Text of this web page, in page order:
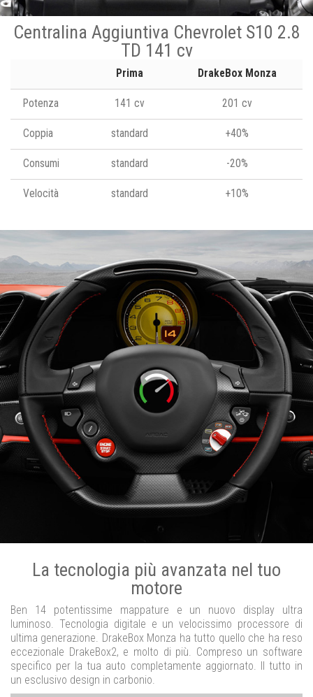
Centralina Aggiuntiva Chevrolet S10 2.8
TD 141 cv
Prima DrakeBox Monza
Potenza 141 cv 201 cv
Coppia standard +40%
Consumi standard -20%
Velocità standard +10%
La tecnologia più avanzata nel tuo
motore
Ben 14 potentissime mappature e un nuovo display ultra
luminoso. Tecnologia digitale e un velocissimo processore di
ultima generazione. DrakeBox Monza ha tutto quello che ha reso
eccezionale DrakeBox2, e molto di più. Compreso un software
specifico per la tua auto completamente aggiornato. Il tutto in
un esclusivo design in carbonio.